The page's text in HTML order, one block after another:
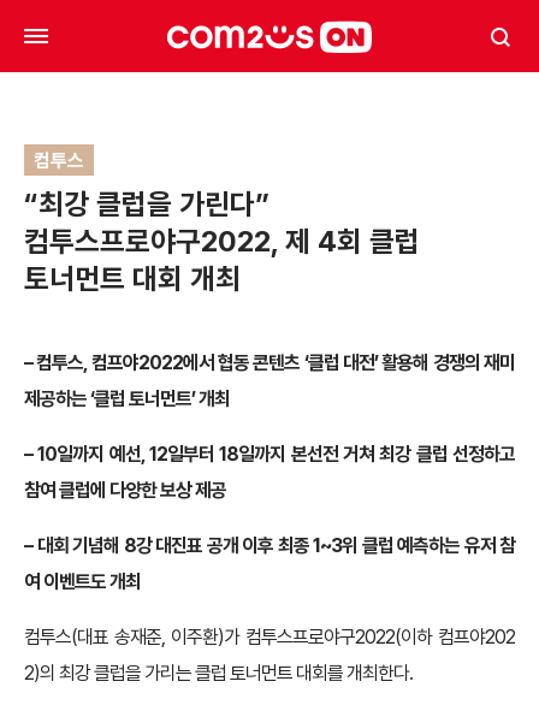
컴투스
“최강 클럽을 가린다”
컴투스프로야구2022, 제 4회 클럽
토너먼트 대회 개최
–컴투스, 컴프야2022에서 협동 콘텐츠 ‘클럽 대전’ 활용해 경쟁의 재미
제공하는 ‘클럽 토너먼트’ 개최
– 10일까지 예선, 12일부터 18일까지 본선전 거쳐 최강 클럽 선정하고
참여 클럽에 다양한 보상 제공
– 대회 기념해 8강 대진표 공개 이후 최종 1~3위 클럽 예측하는 유저 참
여 이벤트도 개최
컴투스(대표 송재준, 이주환)가 컴투스프로야구2022(이하 컴프야202
2)의 최강 클럽을 가리는 클럽 토너먼트 대회를 개최한다.